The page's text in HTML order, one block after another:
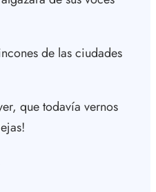
de las ciudades
que todavía vernos